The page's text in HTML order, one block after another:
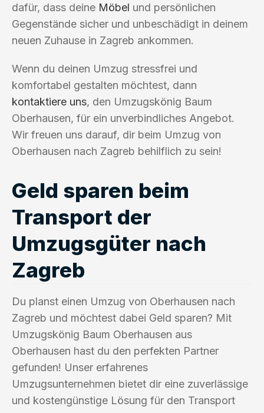
dafür, dass deine Möbel und persönlichen
Gegenstände sicher und unbeschädigt in deinem
neuen Zuhause in Zagreb ankommen.
Wenn du deinen Umzug stressfrei und
komfortabel gestalten möchtest, dann
kontaktiere uns, den Umzugskönig Baum
Oberhausen, für ein unverbindliches Angebot.
Wir freuen uns darauf, dir beim Umzug von
Oberhausen nach Zagreb behilflich zu sein!
Geld sparen beim
Transport der
Umzugsgüter nach
Zagreb
Du planst einen Umzug von Oberhausen nach
Zagreb und möchtest dabei Geld sparen? Mit
Umzugskönig Baum Oberhausen aus
Oberhausen hast du den perfekten Partner
gefunden! Unser erfahrenes
Umzugsunternehmen bietet dir eine zuverlässige
und kostengünstige Lösung für den Transport